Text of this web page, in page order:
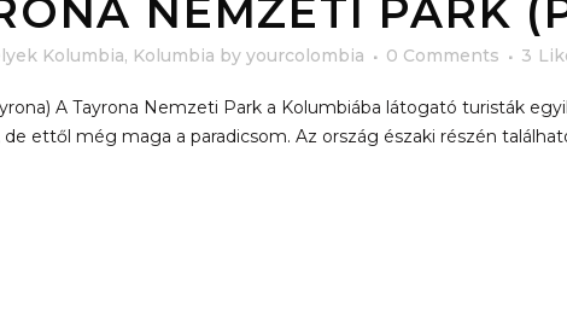
NEMZETI PARK
Kolumbia, Kolumbia by yourcolombia 0 Comments 3
A Tayrona Nemzeti Park a Kolumbiába látogató turisták
ettől még maga a paradicsom. Az ország északi részén